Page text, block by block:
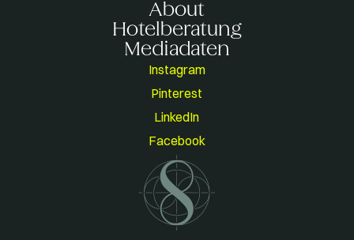
About
Hotelberatung
Mediadaten
Instagram
Pinterest
LinkedIn
Facebook